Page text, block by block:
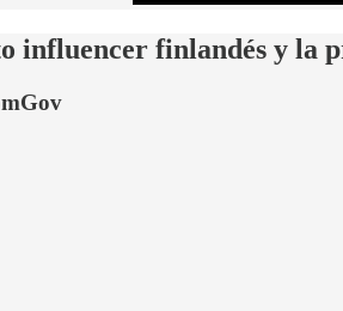
influencer finlandés y la